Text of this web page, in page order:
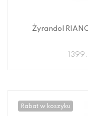
Żyrandol
Rabat w koszyku